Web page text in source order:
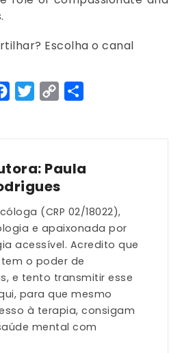
Escolha o canal
FacebookTwitter
Copy
Paula
(CRP 02/18022),
e apaixonada por
acessível. Acredito que
o poder de
e tento transmitir esse
para que mesmo
à terapia, consigam
mental com